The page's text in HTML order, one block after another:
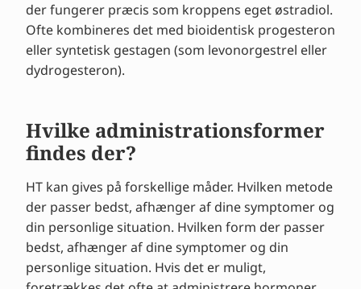
der fungerer præcis som kroppens eget østradiol.
Ofte kombineres det med bioidentisk progesteron
eller syntetisk gestagen (som levonorgestrel eller
dydrogesteron).
Hvilke administrationsformer
findes der?
HT kan gives på forskellige måder. Hvilken metode
der passer bedst, afhænger af dine symptomer og
din personlige situation. Hvilken form der passer
bedst, afhænger af dine symptomer og din
personlige situation. Hvis det er muligt,